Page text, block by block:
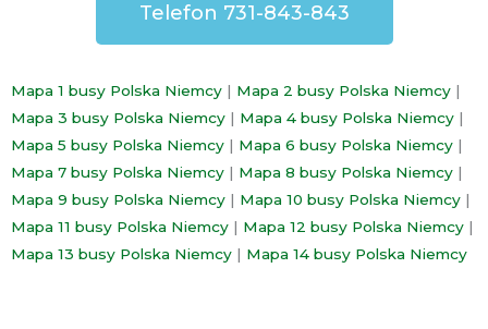
Telefon 731-843-843
Mapa 1 busy Polska Niemcy | Mapa 2 busy Polska Niemcy |
Mapa 3 busy Polska Niemcy | Mapa 4 busy Polska Niemcy |
Mapa 5 busy Polska Niemcy | Mapa 6 busy Polska Niemcy |
Mapa 7 busy Polska Niemcy | Mapa 8 busy Polska Niemcy |
Mapa 9 busy Polska Niemcy | Mapa 10 busy Polska Niemcy |
Mapa 11 busy Polska Niemcy | Mapa 12 busy Polska Niemcy |
Mapa 13 busy Polska Niemcy | Mapa 14 busy Polska Niemcy